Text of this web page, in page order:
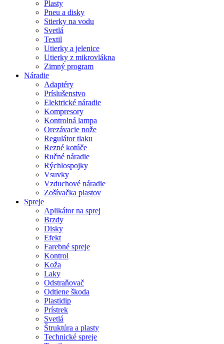
Plasty
Pneu a disky
Stierky na vodu
Svetlá
Textil
Utierky a jelenice
Utierky z mikrovlákna
Zimný program
Náradie
Adaptéry
Príslušenstvo
Elektrické náradie
Kompresory
Kontrolná lampa
Orezávacie nože
Regulátor tlaku
Rezné kotúče
Ručné náradie
Rýchlospojky
Vsuvky
Vzduchové náradie
Zošívačka plastov
Spreje
Aplikátor na sprej
Brzdy
Disky
Efekt
Farebné spreje
Kontrol
Koža
Laky
Odstraňovač
Odtiene škoda
Plastidip
Prístrek
Svetlá
Štruktúra a plasty
Technické spreje